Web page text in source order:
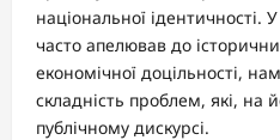
національної ідентичності.
часто апелював до
економічної доцільності,
складність проблем, які, на
публічному дискурсі.